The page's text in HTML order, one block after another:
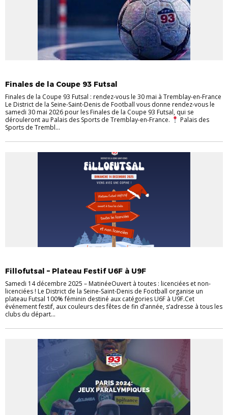
Finales de la Coupe 93 Futsal
Finales de la Coupe 93 Futsal : rendez-vous le 30 mai à Tremblay-en-France
Le District de la Seine-Saint-Denis de Football vous donne rendez-vous le
samedi 30 mai 2026 pour les Finales de la Coupe 93 Futsal, qui se
dérouleront au Palais des Sports de Tremblay-en-France.
Palais des
Sports de Trembl...
Fillofutsal – Plateau Festif U6F à U9F
Samedi 14 décembre 2025 – MatinéeOuvert à toutes : licenciées et non-
licenciées ! Le District de la Seine-Saint-Denis de Football organise un
plateau Futsal 100% féminin destiné aux catégories U6F à U9F.Cet
événement festif, aux couleurs des fêtes de fin d’année, s’adresse à tous les
clubs du départ...